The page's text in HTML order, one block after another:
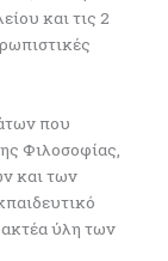
και τις 2
που
Φιλοσοφίας,
και των
ύλη των